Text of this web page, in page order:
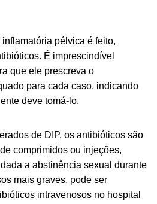
pélvica é feito,
É imprescindível
que ele prescreva o
para cada caso, indicando
deve tomá-lo.
de DIP, os antibióticos são
comprimidos ou injeções,
a abstinência sexual durante
mais graves, pode ser
intravenosos no hospital